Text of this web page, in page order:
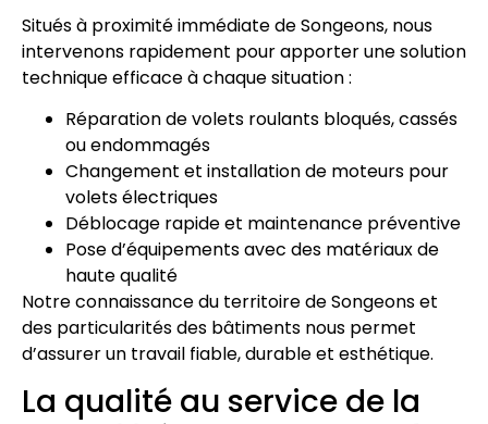
Situés à proximité immédiate de Songeons, nous
intervenons rapidement pour apporter une solution
technique efficace à chaque situation :
Réparation de volets roulants bloqués, cassés
ou endommagés
Changement et installation de moteurs pour
volets électriques
Déblocage rapide et maintenance préventive
Pose d’équipements avec des matériaux de
haute qualité
Notre connaissance du territoire de Songeons et
des particularités des bâtiments nous permet
d’assurer un travail fiable, durable et esthétique.
La qualité au service de la